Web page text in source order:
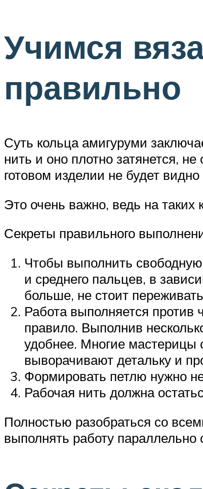
Учимся
правильно
Суть кольца амигуруми
нить и оно плотно затянется,
готовом изделии не будет
Это очень важно, ведь на
Секреты правильного
Чтобы выполнить свободную
и среднего пальцев, в
больше, не стоит
Работа выполняется
правило. Выполнив
удобнее. Многие мастерицы
выворачивают детальку и
Формировать петлю нужно
Рабочая нить должна
Полностью разобраться со
выполнять работу